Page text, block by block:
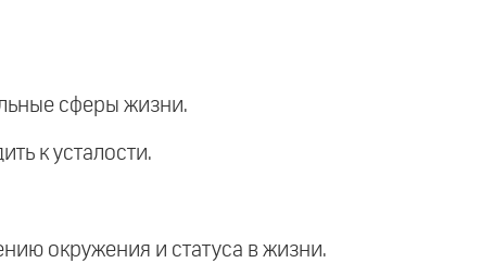
сферы жизни.
к усталости.
окружения и статуса в жизни.